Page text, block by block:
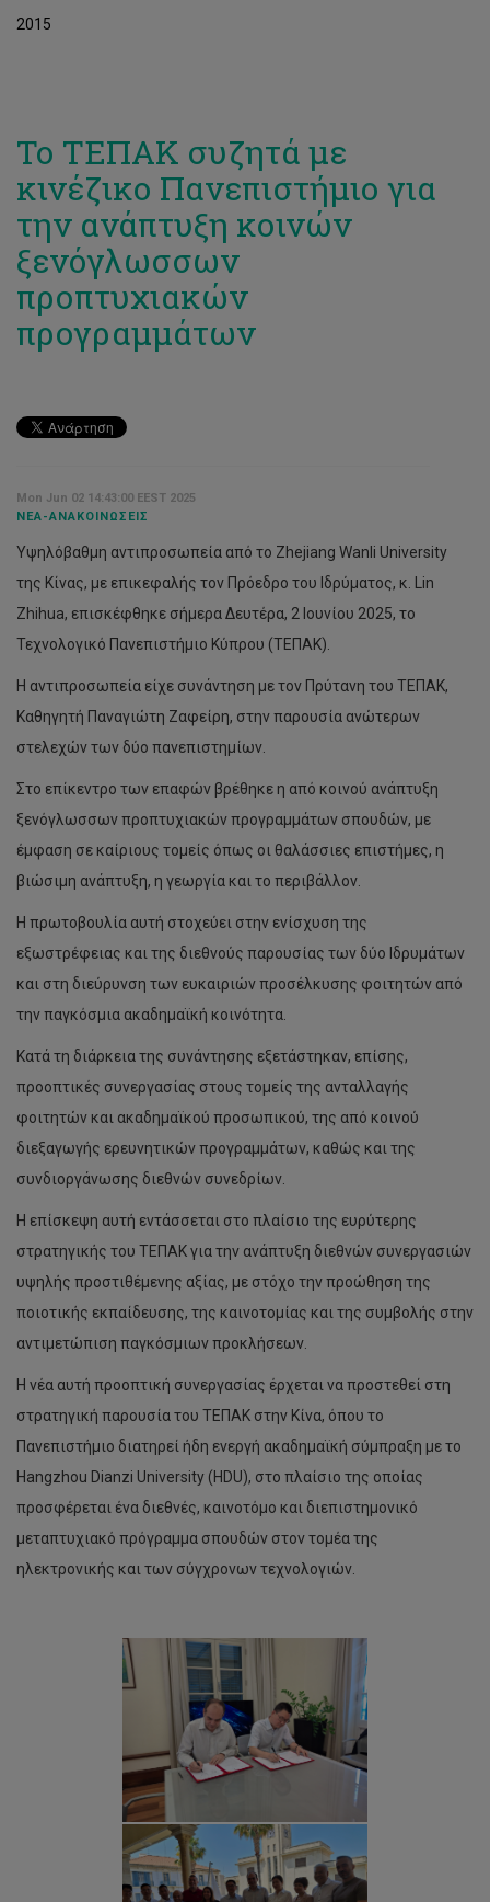
2015
Το ΤΕΠΑΚ συζητά με
κινέζικο Πανεπιστήμιο για
την ανάπτυξη κοινών
ξενόγλωσσων
προπτυχιακών
προγραμμάτων
Mon Jun 02 14:43:00 EEST 2025
ΝΈΑ-ΑΝΑΚΟΙΝΏΣΕΙΣ
Yψηλόβαθμη αντιπροσωπεία από το Zhejiang Wanli University
της Κίνας, με επικεφαλής τον Πρόεδρο του Ιδρύματος, κ. Lin
Zhihua, επισκέφθηκε σήμερα Δευτέρα, 2 Ιουνίου 2025, το
Τεχνολογικό Πανεπιστήμιο Κύπρου (ΤΕΠΑΚ).
Η αντιπροσωπεία είχε συνάντηση με τον Πρύτανη του ΤΕΠΑΚ,
Καθηγητή Παναγιώτη Ζαφείρη, στην παρουσία ανώτερων
στελεχών των δύο πανεπιστημίων.
Στο επίκεντρο των επαφών βρέθηκε η από κοινού ανάπτυξη
ξενόγλωσσων προπτυχιακών προγραμμάτων σπουδών, με
έμφαση σε καίριους τομείς όπως οι θαλάσσιες επιστήμες, η
βιώσιμη ανάπτυξη, η γεωργία και το περιβάλλον.
Η πρωτοβουλία αυτή στοχεύει στην ενίσχυση της
εξωστρέφειας και της διεθνούς παρουσίας των δύο Ιδρυμάτων
και στη διεύρυνση των ευκαιριών προσέλκυσης φοιτητών από
την παγκόσμια ακαδημαϊκή κοινότητα.
Κατά τη διάρκεια της συνάντησης εξετάστηκαν, επίσης,
προοπτικές συνεργασίας στους τομείς της ανταλλαγής
φοιτητών και ακαδημαϊκού προσωπικού, της από κοινού
διεξαγωγής ερευνητικών προγραμμάτων, καθώς και της
συνδιοργάνωσης διεθνών συνεδρίων.
Η επίσκεψη αυτή εντάσσεται στο πλαίσιο της ευρύτερης
στρατηγικής του ΤΕΠΑΚ για την ανάπτυξη διεθνών συνεργασιών
υψηλής προστιθέμενης αξίας, με στόχο την προώθηση της
ποιοτικής εκπαίδευσης, της καινοτομίας και της συμβολής στην
αντιμετώπιση παγκόσμιων προκλήσεων.
Η νέα αυτή προοπτική συνεργασίας έρχεται να προστεθεί στη
στρατηγική παρουσία του ΤΕΠΑΚ στην Κίνα, όπου το
Πανεπιστήμιο διατηρεί ήδη ενεργή ακαδημαϊκή σύμπραξη με το
Hangzhou Dianzi University (HDU), στο πλαίσιο της οποίας
προσφέρεται ένα διεθνές, καινοτόμο και διεπιστημονικό
μεταπτυχιακό πρόγραμμα σπουδών στον τομέα της
ηλεκτρονικής και των σύγχρονων τεχνολογιών.
Παροχή
υποτροφίας
από